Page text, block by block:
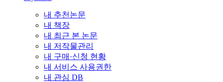
내 추천논문
내 책장
내 최근 본 논문
내 저작물관리
내 구매·신청 현황
내 서비스 사용권한
내 관심 DB